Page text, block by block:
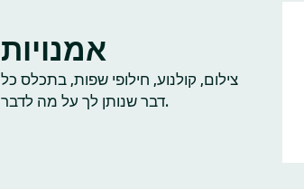
אמנויות
צילום, קולנוע, חילופי שפות, בתכלס כל
דבר שנותן לך על מה לדבר.